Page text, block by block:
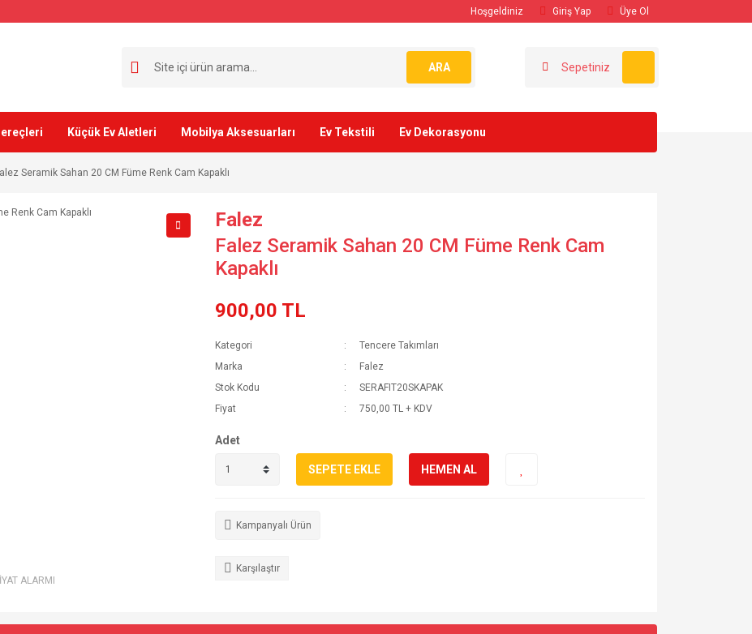
Hoşgeldiniz Giriş Yap Üye Ol
ARA Sepetiniz
Küçük Ev Aletleri Mobilya Aksesuarları Ev Tekstili Ev Dekorasyonu
Seramik Sahan 20 CM Füme Renk Cam Kapaklı
ALARMI
Falez
Falez Seramik Sahan 20 CM Füme Renk Cam
Kapaklı
900,00 TL
Kategori
Tencere Takımları
Marka
Falez
Stok Kodu
SERAFIT20SKAPAK
Fiyat
750,00 TL + KDV
Adet
SEPETE EKLE HEMEN AL
Kampanyalı Ürün
Karşılaştır